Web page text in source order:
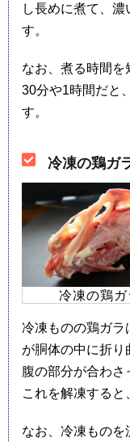
し長めに煮て、
す。
なお、煮る時間を
30分や1時間だと
す。
冷凍の鶏ガ
冷凍の鶏ガ
冷凍ものの鶏ガラ
が胴体の中に折り
腹の部分が合わさ
これを解凍すると
なお、冷凍もの